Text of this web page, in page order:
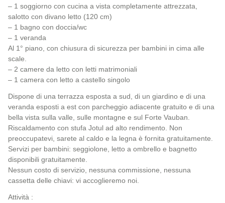
– 1 soggiorno con cucina a vista completamente attrezzata,
salotto con divano letto (120 cm)
– 1 bagno con doccia/wc
– 1 veranda
Al 1° piano, con chiusura di sicurezza per bambini in cima alle
scale.
– 2 camere da letto con letti matrimoniali
– 1 camera con letto a castello singolo
Dispone di una terrazza esposta a sud, di un giardino e di una
veranda esposti a est con parcheggio adiacente gratuito e di una
bella vista sulla valle, sulle montagne e sul Forte Vauban.
Riscaldamento con stufa Jotul ad alto rendimento. Non
preoccupatevi, sarete al caldo e la legna è fornita gratuitamente.
Servizi per bambini: seggiolone, letto a ombrello e bagnetto
disponibili gratuitamente.
Nessun costo di servizio, nessuna commissione, nessuna
cassetta delle chiavi: vi accoglieremo noi.
Attività :